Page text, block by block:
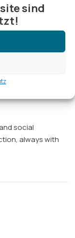
sind
social
always with